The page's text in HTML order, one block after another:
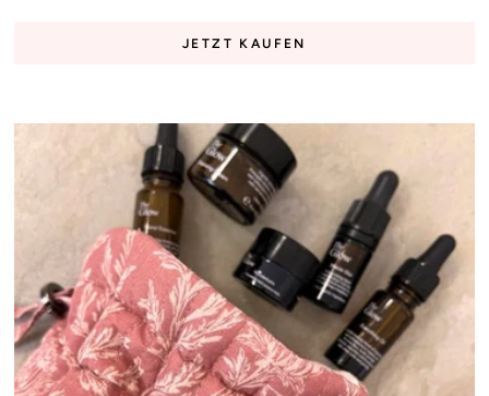
JETZT KAUFEN